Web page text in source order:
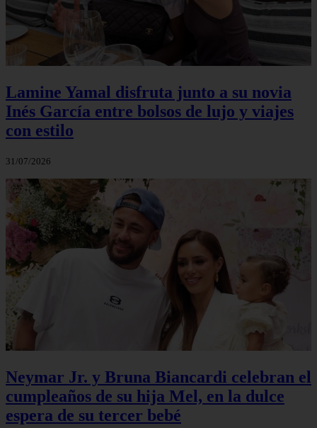
Lamine Yamal disfruta junto a su novia
Inés García entre bolsos de lujo y viajes
con estilo
31/07/2026
Neymar Jr. y Bruna Biancardi celebran el
cumpleaños de su hija Mel, en la dulce
espera de su tercer bebé